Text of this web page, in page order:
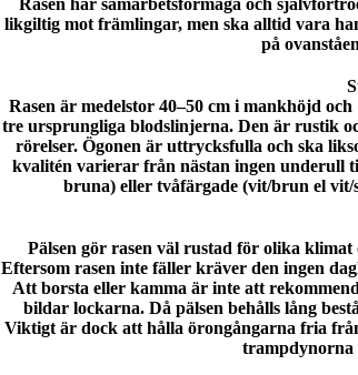
likgiltig mot främlingar, men ska alltid vara
på
Rasen är medelstor 40–50 cm i mankhöjd
tre ursprungliga blodslinjerna. Den är rustik
rörelser. Ögonen är uttrycksfulla och ska
kvalitén varierar från nästan ingen underull
bruna) eller tvåfärgade (vit/brun el
Pälsen gör rasen väl rustad för olika
Eftersom rasen inte fäller kräver den ingen
Att borsta eller kamma är inte att
bildar lockarna. Då pälsen behålls lång
Viktigt är dock att hålla örongångarna fria
trampdynorna